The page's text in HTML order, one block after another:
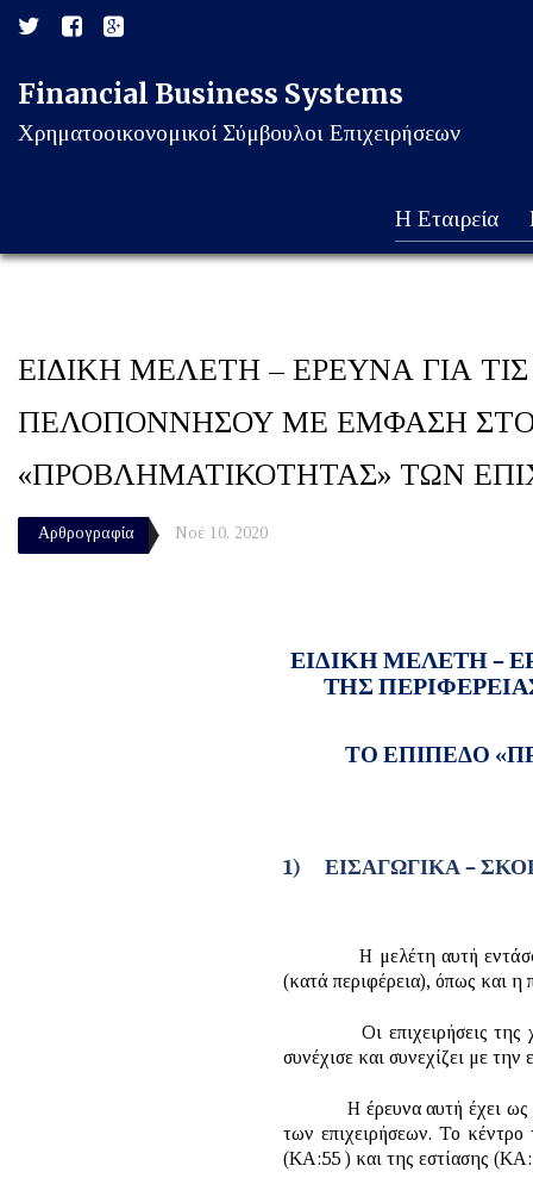
Financial Business Systems
Χρηματοοικονομικοί Σύμβουλοι Επιχειρήσεων
Η Εταιρεία
ΕΙΔΙΚΗ ΜΕΛΕΤΗ – ΕΡΕΥΝΑ ΓΙΑ
ΠΕΛΟΠΟΝΝΗΣΟΥ ΜΕ ΕΜΦΑΣΗ ΣΤΟΝ
«ΠΡΟΒΛΗΜΑΤΙΚΟΤΗΤΑΣ» ΤΩΝ
Αρθρογραφία Νοέ 10, 2020
ΕΙΔΙΚΗ ΜΕΛΕΤΗ –
ΤΗΣ
ΤΟ ΕΠΙΠΕΔΟ
1) ΕΙΣΑΓΩΓΙΚΑ –
Η μελέτη αυτή
(κατά περιφέρεια), όπως και η
Οι επιχειρήσεις της
συνέχισε και συνεχίζει με
Η έρευνα αυτή έχει ως
των επιχειρήσεων. Το κέντρο
(ΚΑ:55 ) και της εστίασης